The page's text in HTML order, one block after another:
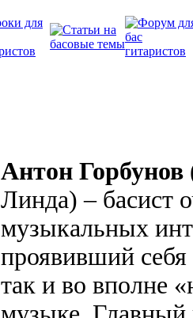
Антон Горбунов
Линда) – басист
музыкальных
проявивший
так и во вполне